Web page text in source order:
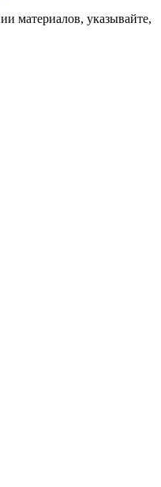
материалов, указывайте,